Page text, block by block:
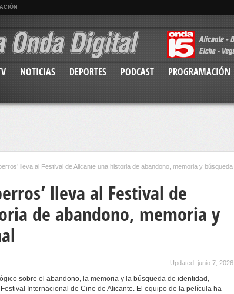
NOTICIAS DEPORTES PODCAST PROGRAMACIÓN
lleva al Festival de Alicante una historia de abandono, memoria y búsqueda
lleva al Festival de
de abandono, memoria y
Updated: junio 7, 2026
sobre el abandono, la memoria y la búsqueda de identidad,
Internacional de Cine de Alicante. El equipo de la película ha